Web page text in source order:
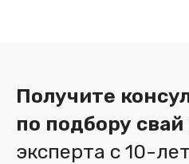
Получите
по подбору свай
эксперта с 10-